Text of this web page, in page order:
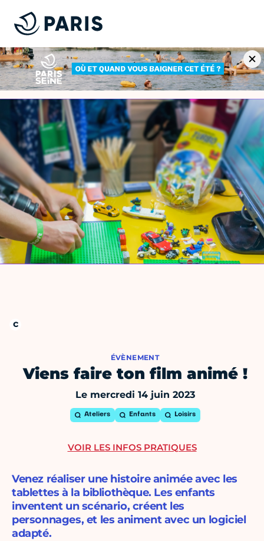
ÉVÈNEMENT
Viens faire ton film animé !
Le mercredi 14 juin 2023
Ateliers Enfants Loisirs
Venez réaliser une histoire animée avec les
tablettes à la bibliothèque. Les enfants
inventent un scénario, créent les
personnages, et les animent avec un logiciel
adapté.
VOIR LES INFOS PRATIQUES